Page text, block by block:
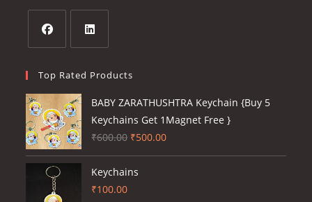
tabnew
in
a
new
tab
in
a
new
tab
Top Rated Products
BABY ZARATHUSHTRA Keychain {Buy 5
Keychains Get 1Magnet Free }
₹600.00 Original
price
was:
₹500.00Current
price
Keychains
₹100.00